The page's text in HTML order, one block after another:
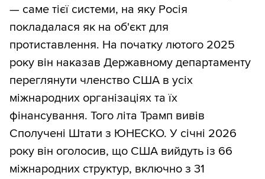
— саме тієї системи, на яку Росія
покладалася як на об'єкт для
протиставлення. На початку лютого 2025
року він наказав Державному департаменту
переглянути членство США в усіх
міжнародних організаціях та їх
фінансування. Того літа Трамп вивів
Сполучені Штати з ЮНЕСКО. У січні 2026
року він оголосив, що США вийдуть із 66
міжнародних структур, включно з 31